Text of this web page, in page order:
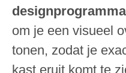
designprogramma
om je een visueel
tonen, zodat je
kast eruit komt te